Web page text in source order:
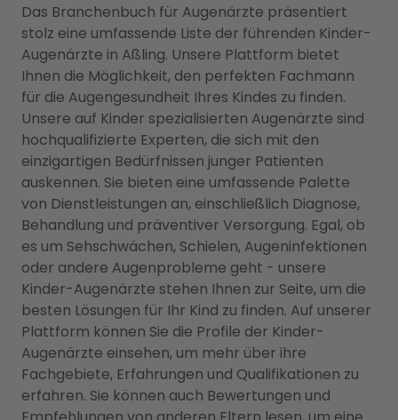
Das Branchenbuch für Augenärzte präsentiert
stolz eine umfassende Liste der führenden Kinder-
Augenärzte in Aßling. Unsere Plattform bietet
Ihnen die Möglichkeit, den perfekten Fachmann
für die Augengesundheit Ihres Kindes zu finden.
Unsere auf Kinder spezialisierten Augenärzte sind
hochqualifizierte Experten, die sich mit den
einzigartigen Bedürfnissen junger Patienten
auskennen. Sie bieten eine umfassende Palette
von Dienstleistungen an, einschließlich Diagnose,
Behandlung und präventiver Versorgung. Egal, ob
es um Sehschwächen, Schielen, Augeninfektionen
oder andere Augenprobleme geht - unsere
Kinder-Augenärzte stehen Ihnen zur Seite, um die
besten Lösungen für Ihr Kind zu finden. Auf unserer
Plattform können Sie die Profile der Kinder-
Augenärzte einsehen, um mehr über ihre
Fachgebiete, Erfahrungen und Qualifikationen zu
erfahren. Sie können auch Bewertungen und